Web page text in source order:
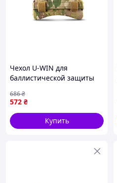
Чехол U-WIN для
баллистической защиты
внутреннее крепление
572 ₴
686₴
Купить